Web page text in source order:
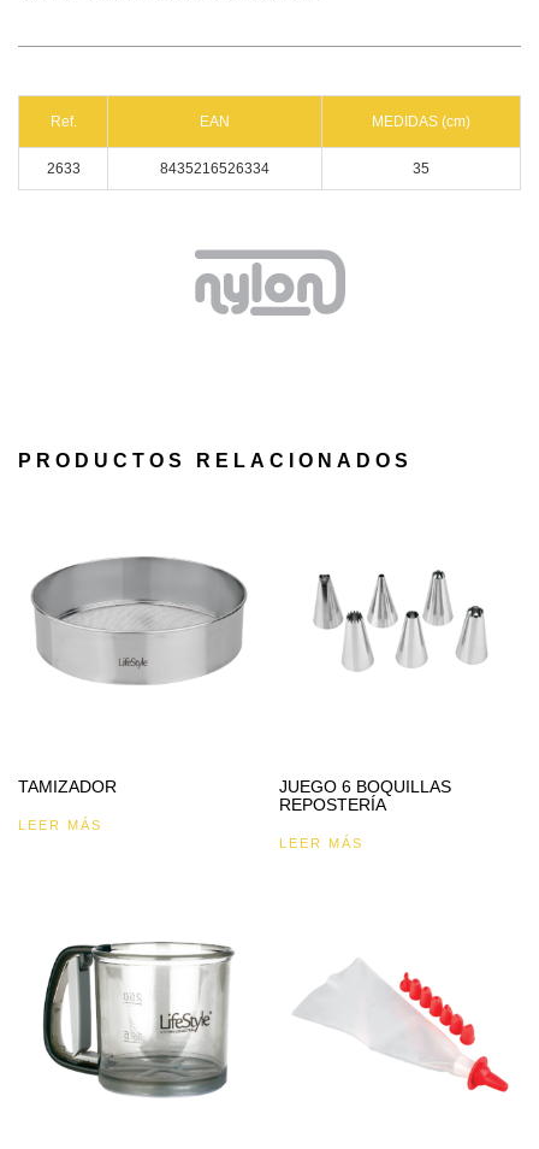
Ref. EAN MEDIDAS (cm)
2633 8435216526334 35
PRODUCTOS RELACIONADOS
TAMIZADOR
LEER MÁS
JUEGO 6 BOQUILLAS
REPOSTERÍA
LEER MÁS